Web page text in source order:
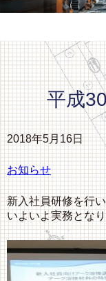
平成
2018年5月16日
お知らせ
新入社員研修を行
いよいよ実務とな